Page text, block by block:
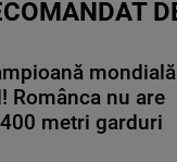
mondială
Românca nu are
metri garduri